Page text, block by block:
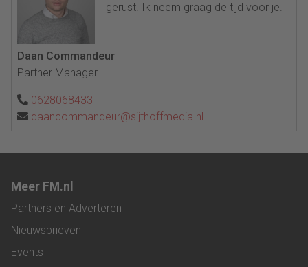
gerust. Ik neem graag de tijd voor je.
Daan Commandeur
Partner Manager
0628068433
daancommandeur@sijthoffmedia.nl
Meer FM.nl
Partners en Adverteren
Nieuwsbrieven
Events